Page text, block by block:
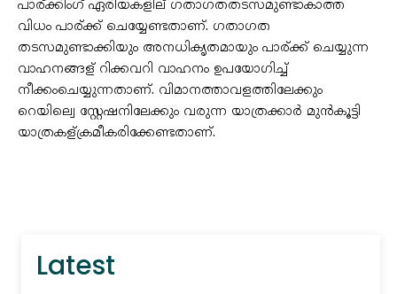
പാര്ക്കിംഗ് ഏരിയകളില് ഗതാഗതതടസമുണ്ടാകാത്ത
വിധം പാര്ക്ക് ചെയ്യേണ്ടതാണ്. ഗതാഗത
തടസമുണ്ടാക്കിയും അനധികൃതമായും പാര്ക്ക് ചെയ്യുന്ന
വാഹനങ്ങള് റിക്കവറി വാഹനം ഉപയോഗിച്ച്‌
നീക്കംചെയ്യുന്നതാണ്. വിമാനത്താവളത്തിലേക്കും
റെയില്വെ സ്റ്റേഷനിലേക്കും വരുന്ന യാത്രക്കാർ മുൻകൂട്ടി
യാത്രകള്ക്രമീകരിക്കേണ്ടതാണ്.
Latest